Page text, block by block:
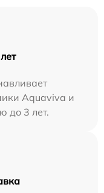
Aquaviva и
до 3 лет.